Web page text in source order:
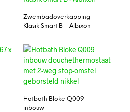
Zwembadoverkapping
Klasik Smart B – Albixon
Hotbath Bloke Q009
inbouw